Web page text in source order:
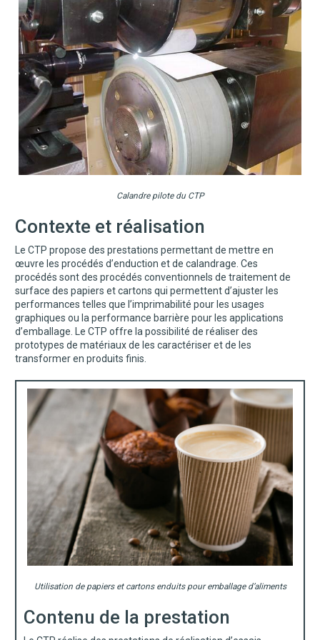
Calandre pilote du CTP
Contexte et réalisation
Le CTP propose des prestations permettant de mettre en
œuvre les procédés d’enduction et de calandrage. Ces
procédés sont des procédés conventionnels de traitement de
surface des papiers et cartons qui permettent d’ajuster les
performances telles que l’imprimabilité pour les usages
graphiques ou la performance barrière pour les applications
d’emballage. Le CTP offre la possibilité de réaliser des
prototypes de matériaux de les caractériser et de les
transformer en produits finis.
Utilisation de papiers et cartons enduits pour emballage d’aliments
Contenu de la prestation